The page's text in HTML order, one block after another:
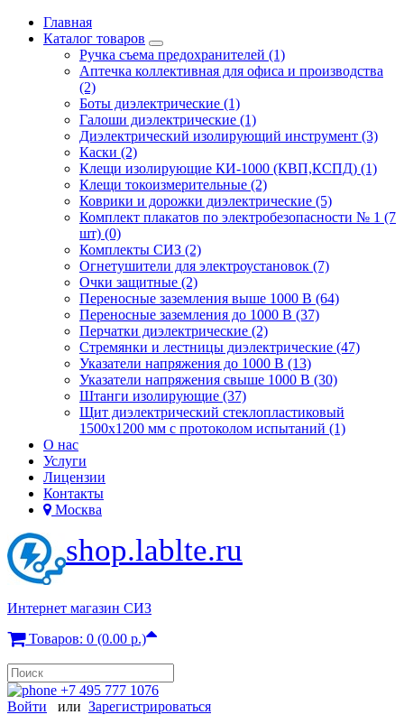
Главная
Каталог товаров
Ручка съема предохранителей (1)
Аптечка коллективная для офиса и производства
(2)
Боты диэлектрические (1)
Галоши диэлектрические (1)
Диэлектрический изолирующий инструмент (3)
Каски (2)
Клещи изолирующие КИ-1000 (КВП,КСПД) (1)
Клещи токоизмерительные (2)
Коврики и дорожки диэлектрические (5)
Комплект плакатов по электробезопасности № 1 (7
шт) (0)
Комплекты СИЗ (2)
Огнетушители для электроустановок (7)
Очки защитные (2)
Переносные заземления выше 1000 В (64)
Переносные заземления до 1000 В (37)
Перчатки диэлектрические (2)
Стремянки и лестницы диэлектрические (47)
Указатели напряжения до 1000 В (13)
Указатели напряжения свыше 1000 В (30)
Штанги изолирующие (37)
Щит диэлектрический стеклопластиковый
1500х1200 мм с протоколом испытаний (1)
О нас
Услуги
Лицензии
Контакты
Москва
shop.lablte.ru
Интернет магазин СИЗ
Товаров: 0 (0.00 р.)
+7 495 777 1076
Войти или Зарегистрироваться